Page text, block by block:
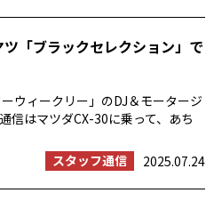
「ブラックセレクション」で
ウィークリー」のDJ＆モータージ
信はマツダCX-30に乗って、あち
スタッフ通信
2025.07.24